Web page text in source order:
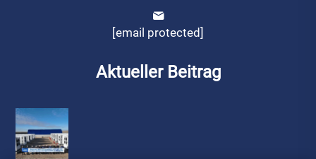
[email protected]
Aktueller Beitrag